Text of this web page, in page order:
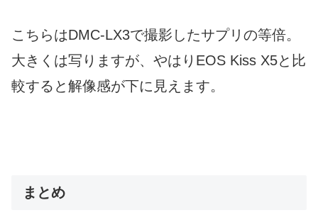
こちらはDMC-LX3で撮影したサプリの等倍。
大きくは写りますが、やはりEOS Kiss X5と比
較すると解像感が下に見えます。
まとめ